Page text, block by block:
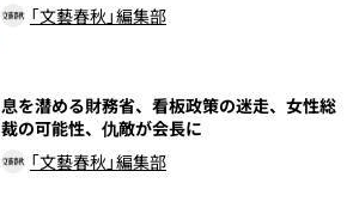
「文藝春秋」編集部
息を潜める財務省、看板政策の迷走、女性総
裁の可能性、仇敵が会長に
「文藝春秋」編集部